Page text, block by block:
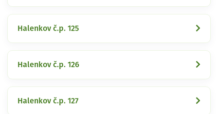
Halenkov č.p. 125
Halenkov č.p. 126
Halenkov č.p. 127